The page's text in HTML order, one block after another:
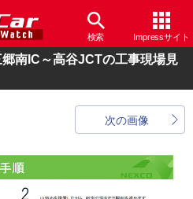
検索 Impressサイト
南IC～高谷JCTの工事現場見
次の画像